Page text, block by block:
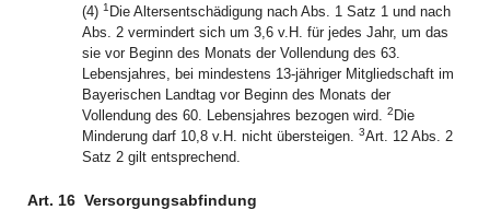
(4) 1 Die Altersentschädigung nach Abs. 1 Satz 1 und nach
Abs. 2 vermindert sich um 3,6 v.H. für jedes Jahr, um das
sie vor Beginn des Monats der Vollendung des 63.
Lebensjahres, bei mindestens 13-jähriger Mitgliedschaft im
Bayerischen Landtag vor Beginn des Monats der
Vollendung des 60. Lebensjahres bezogen wird. 2 Die
Minderung darf 10,8 v.H. nicht übersteigen. 3Art. 12 Abs. 2
Satz 2 gilt entsprechend.
Art. 16 Versorgungsabfindung